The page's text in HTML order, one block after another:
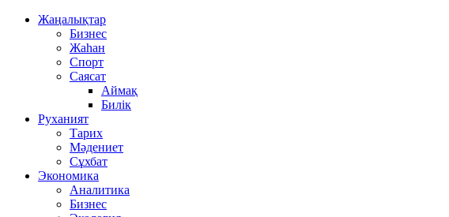
Жаңалықтар
Бизнес
Жаһан
Спорт
Саясат
Аймақ
Билік
Руханият
Тарих
Мәдениет
Сұхбат
Экономика
Аналитика
Бизнес